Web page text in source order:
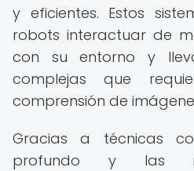
y eficientes. Estos
robots interactuar de
con su entorno y
complejas que
comprensión de
Gracias a técnicas
profundo y las